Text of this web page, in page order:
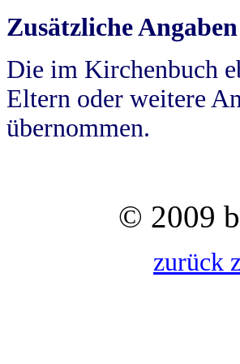
Zusätzliche
Die im Kirchenbuch
Eltern oder weitere
übernommen.
© 2009
zurück